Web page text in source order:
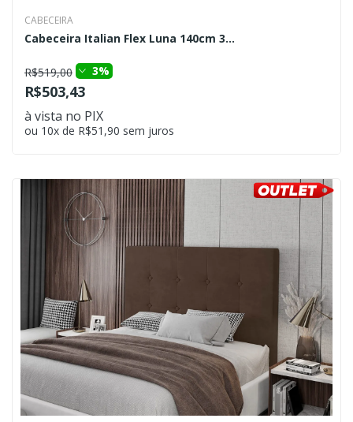
CABECEIRA
Cabeceira Italian Flex Luna 140cm 3...
R$519,00 3%
R$503,43
à vista no PIX
ou 10x de R$51,90 sem juros